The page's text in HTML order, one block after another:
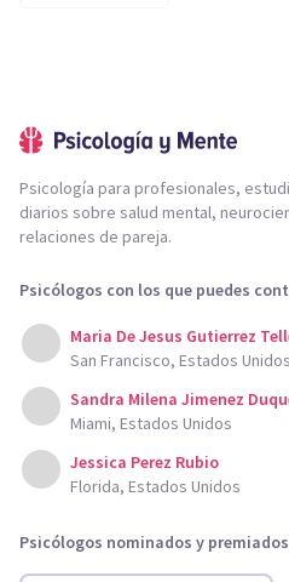
Psicología para profesionales,
diarios sobre salud mental,
relaciones de pareja.
Psicólogos con los que puedes
Maria De Jesus Gutierrez
San Francisco, Estados Unidos
Sandra Milena Jimenez
Miami, Estados Unidos
Jessica Perez Rubio
Florida, Estados Unidos
Psicólogos nominados y premiados